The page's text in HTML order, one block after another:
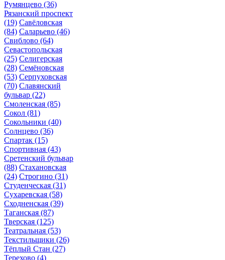
Румянцево (36)
Рязанский проспект
(19) Савёловская
(84) Саларьево (46)
Свиблово (64)
Севастопольская
(25) Селигерская
(28) Семёновская
(53) Серпуховская
(70) Славянский
бульвар (22)
Смоленская (85)
Сокол (81)
Сокольники (40)
Солнцево (36)
Спартак (15)
Спортивная (43)
Сретенский бульвар
(88) Стахановская
(24) Строгино (31)
Студенческая (31)
Сухаревская (58)
Сходненская (39)
Таганская (87)
Тверская (125)
Театральная (53)
Текстильщики (26)
Тёплый Стан (27)
Терехово (4)